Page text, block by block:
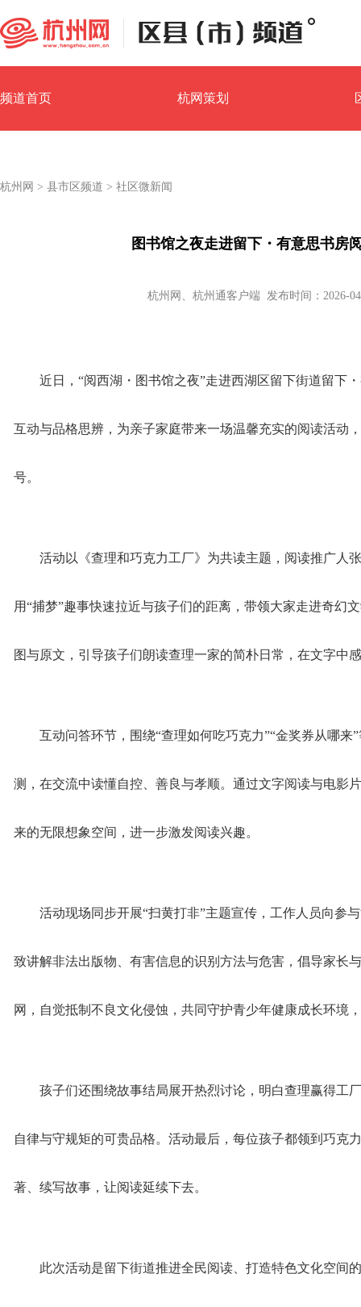
频道首页 杭网策划
杭州网 > 县市区频道 > 社区微新闻
图书馆之夜走进留下・有意思书房
杭州网、杭州通客户端 发布时间：2026-
近日，“阅西湖・图书馆之夜”走进西湖区留下街道留下
互动与品格思辨，为亲子家庭带来一场温馨充实的阅读活动
号。
活动以《查理和巧克力工厂》为共读主题，阅读推广人
用“捕梦”趣事快速拉近与孩子们的距离，带领大家走进奇幻
图与原文，引导孩子们朗读查理一家的简朴日常，在文字中
互动问答环节，围绕“查理如何吃巧克力”“金奖券从哪来
测，在交流中读懂自控、善良与孝顺。通过文字阅读与电影
来的无限想象空间，进一步激发阅读兴趣。
活动现场同步开展“扫黄打非”主题宣传，工作人员向参
致讲解非法出版物、有害信息的识别方法与危害，倡导家长
网，自觉抵制不良文化侵蚀，共同守护青少年健康成长环境
孩子们还围绕故事结局展开热烈讨论，明白查理赢得工
自律与守规矩的可贵品格。活动最后，每位孩子都领到巧克
著、续写故事，让阅读延续下去。
此次活动是留下街道推进全民阅读、打造特色文化空间